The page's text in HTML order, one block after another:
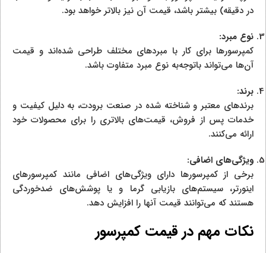
در دقیقه) بیشتر باشد، قیمت آن نیز بالاتر خواهد بود.
نوع مبرد:
کمپرسورها برای کار با مبردهای مختلف طراحی شده‌اند و قیمت
آن‌ها می‌تواند باتوجه‌به نوع مبرد متفاوت باشد.
برند:
برندهای معتبر و شناخته شده در صنعت برودت، به دلیل کیفیت و
خدمات پس از فروش، قیمت‌های بالاتری را برای محصولات خود
ارائه می‌کنند.
ویژگی‌های اضافی:
برخی از کمپرسورها دارای ویژگی‌های اضافی مانند کمپرسورهای
اینورتر، سیستم‌های بازیابی گرما و یا پوشش‌های ضدخوردگی
هستند که می‌توانند قیمت آنها را افزایش دهد.
نکات مهم در قیمت کمپرسور